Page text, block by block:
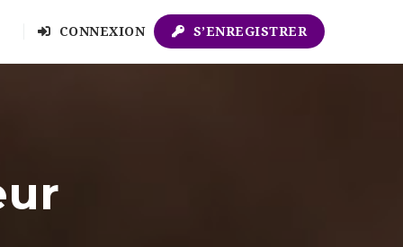
CONNEXION S’ENREGISTRER